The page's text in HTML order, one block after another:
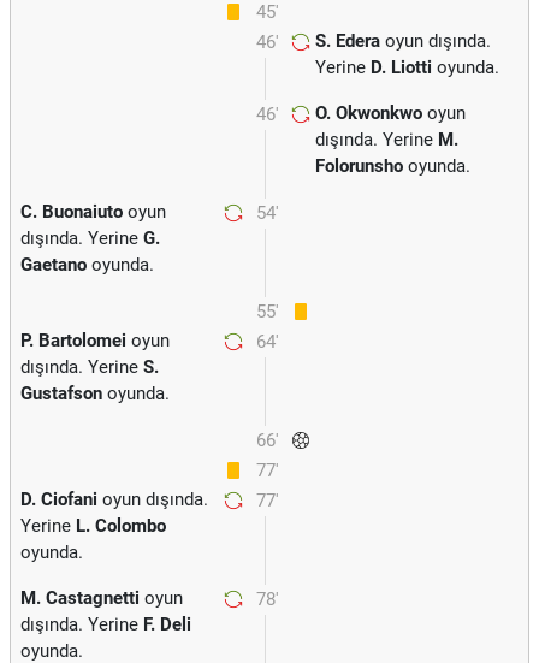
45'
46'
S. Edera oyun dışında.
Yerine D. Liotti oyunda.
46' O. Okwonkwo oyun
dışında. Yerine M.
Folorunsho oyunda.
54'
C. Buonaiuto oyun
dışında. Yerine G.
Gaetano oyunda.
55'
64'
P. Bartolomei oyun
dışında. Yerine S.
Gustafson oyunda.
66'
77'
77'
D. Ciofani oyun dışında.
Yerine L. Colombo
oyunda.
78'
M. Castagnetti oyun
dışında. Yerine F. Deli
oyunda.